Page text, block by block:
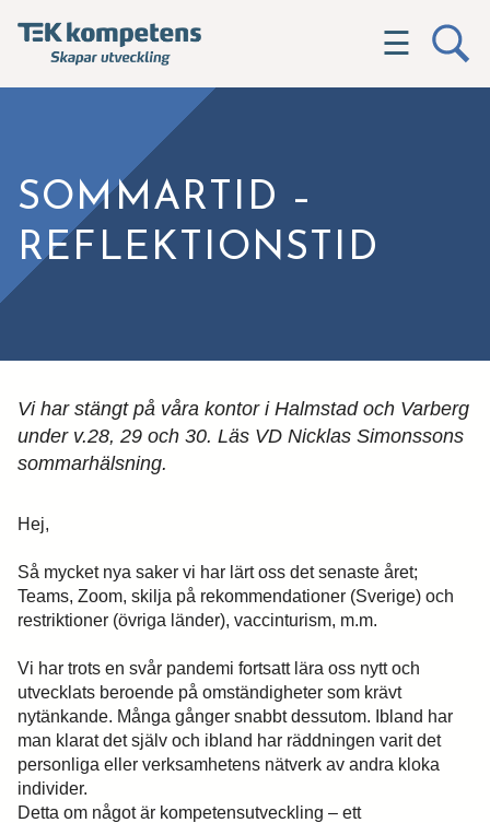
☰
SOMMARTID –
REFLEKTIONSTID
Vi har stängt på våra kontor i Halmstad och Varberg
under v.28, 29 och 30. Läs VD Nicklas Simonssons
sommarhälsning.
Hej,
Så mycket nya saker vi har lärt oss det senaste året;
Teams, Zoom, skilja på rekommendationer (Sverige) och
restriktioner (övriga länder), vaccinturism, m.m.
Vi har trots en svår pandemi fortsatt lära oss nytt och
utvecklats beroende på omständigheter som krävt
nytänkande. Många gånger snabbt dessutom. Ibland har
man klarat det själv och ibland har räddningen varit det
personliga eller verksamhetens nätverk av andra kloka
individer.
Detta om något är kompetensutveckling – ett